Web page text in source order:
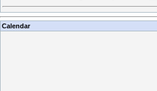
Calendar